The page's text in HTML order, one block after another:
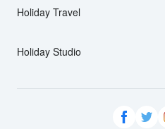
Holiday Travel
Holiday Studio